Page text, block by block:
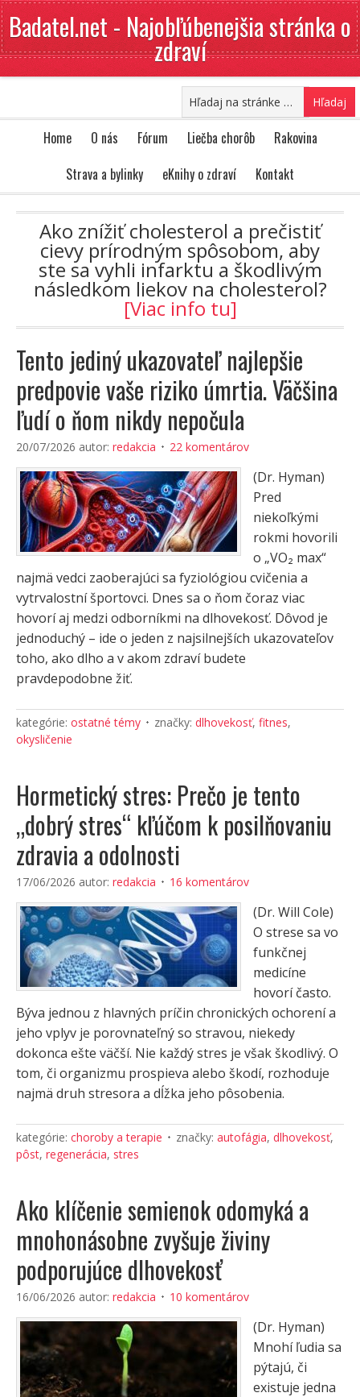
Badatel.net - Najobľúbenejšia stránka o
zdraví
Home O nás Fórum Liečba chorôb
Rakovina
Strava a bylinky
eKnihy o zdraví Kontakt
Ako znížiť cholesterol a prečistiť
cievy prírodným spôsobom, aby
ste sa vyhli infarktu a škodlivým
následkom liekov na cholesterol?
[Viac info tu]
Tento jediný ukazovateľ najlepšie
predpovie vaše riziko úmrtia. Väčšina
ľudí o ňom nikdy nepočula
20/07/2026 autor: redakcia 22 komentárov
(Dr. Hyman)
Pred
niekoľkými
rokmi hovorili
o „VO₂ max“
najmä vedci zaoberajúci sa fyziológiou cvičenia a
vytrvalostní športovci. Dnes sa o ňom čoraz viac
hovorí aj medzi odborníkmi na dlhovekosť. Dôvod je
jednoduchý – ide o jeden z najsilnejších ukazovateľov
toho, ako dlho a v akom zdraví budete
pravdepodobne žiť.
kategórie: ostatné témy značky: dlhovekosť, fitnes,
okysličenie
Hormetický stres: Prečo je tento
„dobrý stres“ kľúčom k posilňovaniu
zdravia a odolnosti
17/06/2026 autor: redakcia 16 komentárov
(Dr. Will Cole)
O strese sa vo
funkčnej
medicíne
hovorí často.
Býva jednou z hlavných príčin chronických ochorení a
jeho vplyv je porovnateľný so stravou, niekedy
dokonca ešte väčší. Nie každý stres je však škodlivý. O
tom, či organizmu prospieva alebo škodí, rozhoduje
najmä druh stresora a dĺžka jeho pôsobenia.
kategórie: choroby a terapie značky: autofágia, dlhovekosť,
pôst, regenerácia, stres
Ako klíčenie semienok odomyká a
mnohonásobne zvyšuje živiny
podporujúce dlhovekosť
16/06/2026 autor: redakcia 10 komentárov
(Dr. Hyman)
Mnohí ľudia sa
pýtajú, či
existuje jedna